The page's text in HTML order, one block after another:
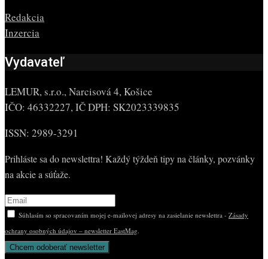
Redakcia
Inzercia
Vydavateľ
LEMUR, s.r.o., Narcisová 4, Košice
IČO: 46332227, IČ DPH: SK2023339835
ISSN: 2989-3291
Prihláste sa do newslettra! Každý týždeň tipy na články, pozvánky
na akcie a súťaže.
Súhlasím so spracovaním mojej e-mailovej adresy na zasielanie newslettra - Zásady
ochrany osobných údajov – newsletter EastMag.